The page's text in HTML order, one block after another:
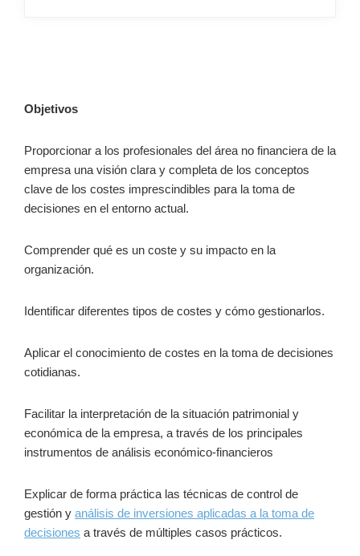
Objetivos
Proporcionar a los profesionales del área no financiera de la
empresa una visión clara y completa de los conceptos
clave de los costes imprescindibles para la toma de
decisiones en el entorno actual.
Comprender qué es un coste y su impacto en la
organización.
Identificar diferentes tipos de costes y cómo gestionarlos.
Aplicar el conocimiento de costes en la toma de decisiones
cotidianas.
Facilitar la interpretación de la situación patrimonial y
económica de la empresa, a través de los principales
instrumentos de análisis económico-financieros
Explicar de forma práctica las técnicas de control de
gestión y análisis de inversiones aplicadas a la toma de
decisiones a través de múltiples casos prácticos.